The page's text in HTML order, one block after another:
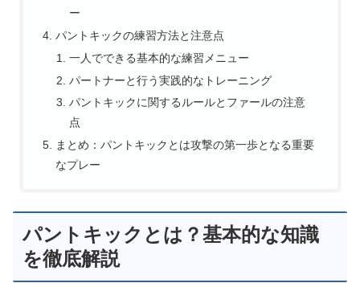
ー
パントキックの練習方法と注意点
一人でできる基本的な練習メニュー
パートナーと行う実践的なトレーニング
パントキックに関するルールとファールの注意
点
まとめ：パントキックとは攻撃の第一歩となる重要
なプレー
パントキックとは？基本的な知識
を徹底解説